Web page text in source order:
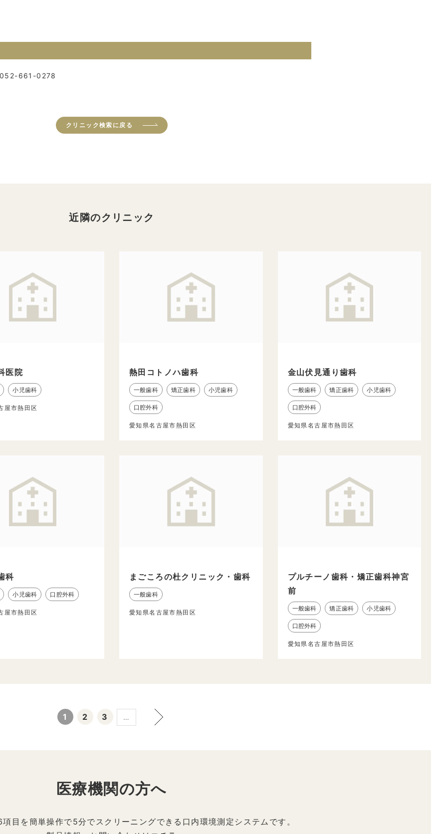
052-661-0278
クリニック検索に戻る
近隣のクリニック
医院
小児歯科
屋市熱田区
熱田コトノハ歯科
一般歯科 矯正歯科 小児歯科
口腔外科
愛知県名古屋市熱田区
金山伏見通り歯科
一般歯科 矯正歯科 小児歯科
口腔外科
愛知県名古屋市熱田区
科
小児歯科 口腔外科
屋市熱田区
まごころの杜クリニック・歯科
一般歯科
愛知県名古屋市熱田区
プルチーノ歯科・矯正歯科神宮
前
一般歯科 矯正歯科 小児歯科
口腔外科
愛知県名古屋市熱田区
1 2 3 …
医療機関の方へ
目を簡単操作で5分でスクリーニングできる口内環境測定システムです。